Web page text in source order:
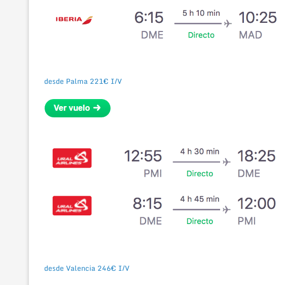
desde Palma 221€ I/V
desde Valencia 246€ I/V